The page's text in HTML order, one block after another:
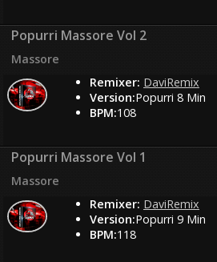
Popurri Massore Vol 2
Massore
Remixer: DaviRemix
Version:Popurri 8 Min
BPM:108
Popurri Massore Vol 1
Massore
Remixer: DaviRemix
Version:Popurri 9 Min
BPM:118